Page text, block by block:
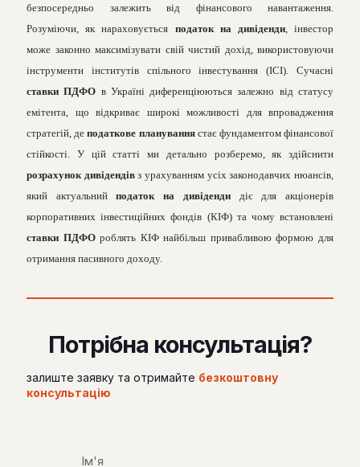
безпосередньо залежить від фінансового навантаження.
Розуміючи, як нараховується податок на дивіденди, інвестор
може законно максимізувати свій чистий дохід, використовуючи
інструменти інститутів спільного інвестування (ІСІ). Сучасні
ставки ПДФО в Україні диференціюються залежно від статусу
емітента, що відкриває широкі можливості для впровадження
стратегій, деподаткове плануваннястає фундаментом фінансової
стійкості. У цій статті ми детально розберемо, як здійснити
розрахунок дивідендівз урахуванням усіх законодавчих нюансів,
який актуальнийподаток на дивідендидіє для акціонерів
корпоративних інвестиційних фондів (КІФ) та чому встановлені
ставки ПДФОроблять КІФ найбільш привабливою формою для
отримання пасивного доходу.
Потрібна консультація?
залиште заявку та отримайте безкоштовну
консультацію